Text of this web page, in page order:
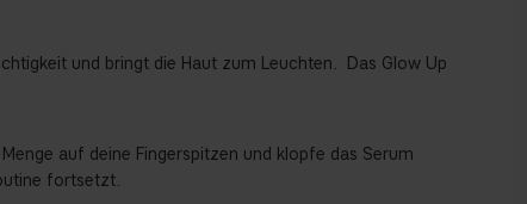
und bringt die Haut zum Leuchten.
Das Glow Up
auf deine Fingerspitzen und klopfe das Serum
fortsetzt.